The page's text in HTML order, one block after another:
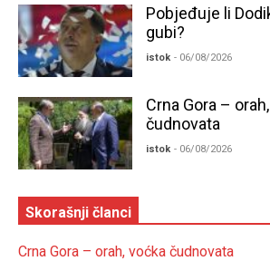
Pobjeđuje li
gubi?
istok - 06/08/2026
Crna Gora –
čudnovata
istok - 06/08/2026
Skorašnji članci
Crna Gora – orah, voćka čudnovata